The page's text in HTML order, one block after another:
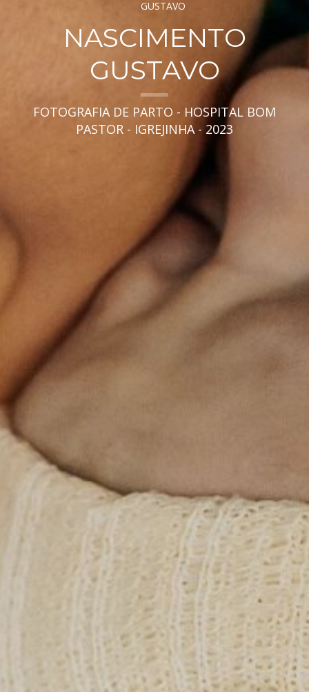
NASCIMENTO
GUSTAVO
FOTOGRAFIA DE PARTO - HOSPITAL BOM
PASTOR - IGREJINHA - 2023